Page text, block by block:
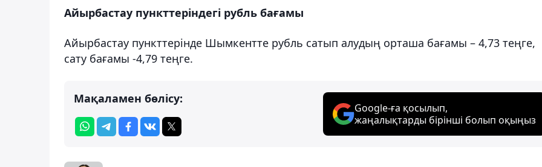
Айырбастау пункттеріндегі рубль бағамы
Айырбастау пункттерінде Шымкентте рубль сатып алудың орташа бағамы – 4,73 теңге,
сату бағамы -4,79 теңге.
Мақаламен бөлісу:
Google-ға қосылып,
жаңалықтарды бірінші болып оқыңыз